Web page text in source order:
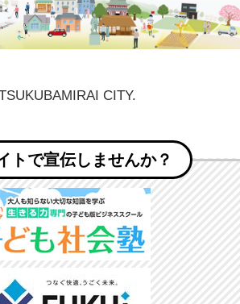
CITY.
トで宣伝しませんか？